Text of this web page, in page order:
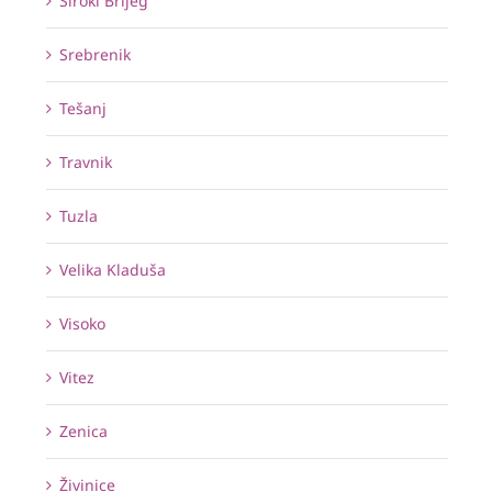
Srebrenik
Tešanj
Travnik
Tuzla
Velika Kladuša
Visoko
Vitez
Zenica
Živinice